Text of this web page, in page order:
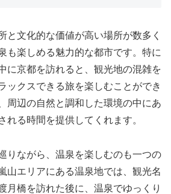
と文化的な価値が高い場所が数多く
も楽しめる魅力的な都市です。特に
に京都を訪れると、観光地の混雑を
ックスできる旅を楽しむことができ
周辺の自然と調和した環境の中にあ
れる時間を提供してくれます。
りながら、温泉を楽しむのも一つの
山エリアにある温泉地では、観光名
月橋を訪れた後に、温泉でゆっくり